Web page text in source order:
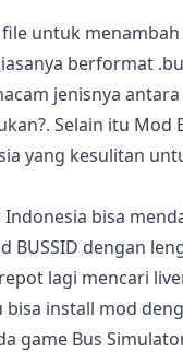
file untuk
berformat
jenisnya
Selain itu Mod
yang kesulitan
bisa
BUSSID dengan
lagi mencari
install mod
game Bus